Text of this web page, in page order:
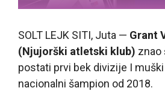
SOLT LEJK SITI, Juta — Grant
(Njujorški atletski klub) znao
postati prvi bek divizije I
nacionalni šampion od 2018.